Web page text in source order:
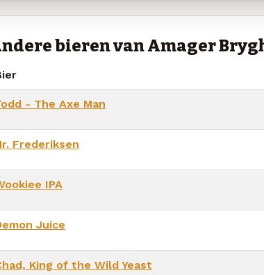
bieren van Amager
- The Axe Man
Frederiksen
IPA
Juice
King of the Wild Yeast